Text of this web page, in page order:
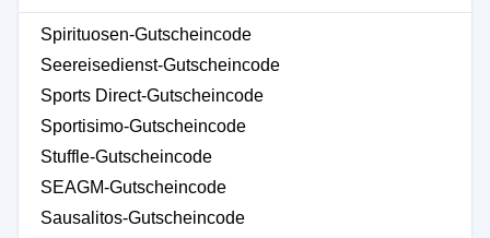
Spirituosen-Gutscheincode
Seereisedienst-Gutscheincode
Sports Direct-Gutscheincode
Sportisimo-Gutscheincode
Stuffle-Gutscheincode
SEAGM-Gutscheincode
Sausalitos-Gutscheincode